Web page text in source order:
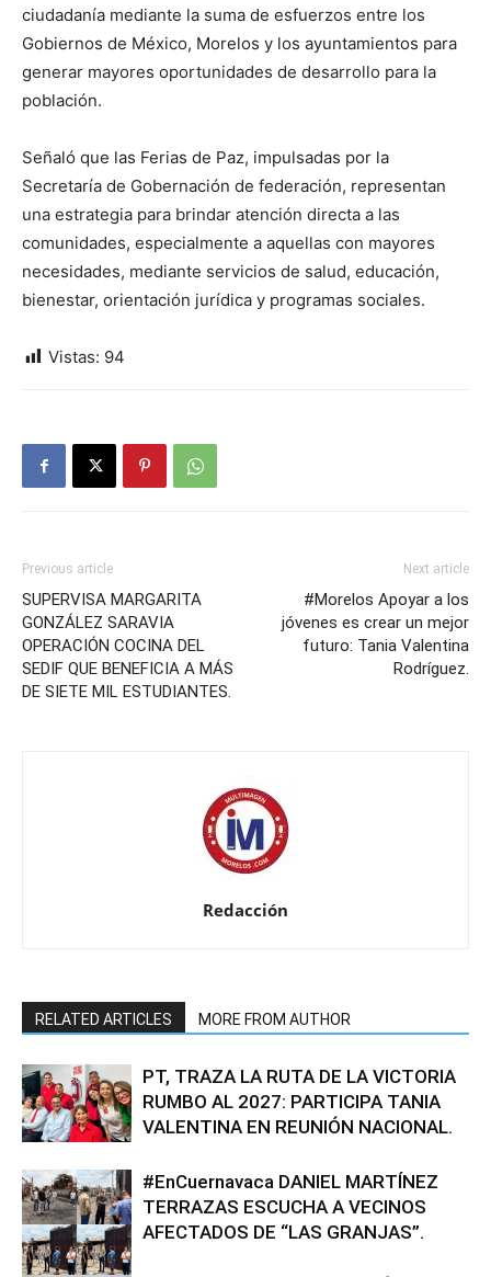
ciudadanía mediante la suma de esfuerzos entre los
Gobiernos de México, Morelos y los ayuntamientos para
generar mayores oportunidades de desarrollo para la
población.
Señaló que las Ferias de Paz, impulsadas por la
Secretaría de Gobernación de federación, representan
una estrategia para brindar atención directa a las
comunidades, especialmente a aquellas con mayores
necesidades, mediante servicios de salud, educación,
bienestar, orientación jurídica y programas sociales.
Vistas: 94
Previous article
SUPERVISA MARGARITA
GONZÁLEZ SARAVIA
OPERACIÓN COCINA DEL
SEDIF QUE BENEFICIA A MÁS
DE SIETE MIL ESTUDIANTES.
Next article
#Morelos Apoyar a los
jóvenes es crear un mejor
futuro: Tania Valentina
Rodríguez.
Redacción
RELATED ARTICLES MORE FROM AUTHOR
PT, TRAZA LA RUTA DE LA VICTORIA
RUMBO AL 2027: PARTICIPA TANIA
VALENTINA EN REUNIÓN NACIONAL.
#EnCuernavaca DANIEL MARTÍNEZ
TERRAZAS ESCUCHA A VECINOS
AFECTADOS DE “LAS GRANJAS”.